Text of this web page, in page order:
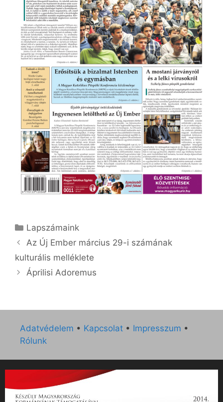
Kategória
Lapszámaink
Az Új Ember március 29-i számának
kulturális melléklete
Áprilisi Adoremus
Adatvédelem • Kapcsolat • Impresszum •
Rólunk